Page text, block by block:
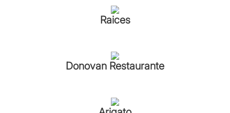
Raices
Donovan Restaurante